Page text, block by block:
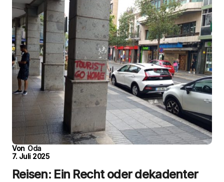
Von Oda
7. Juli 2025
Reisen: Ein Recht oder dekadenter